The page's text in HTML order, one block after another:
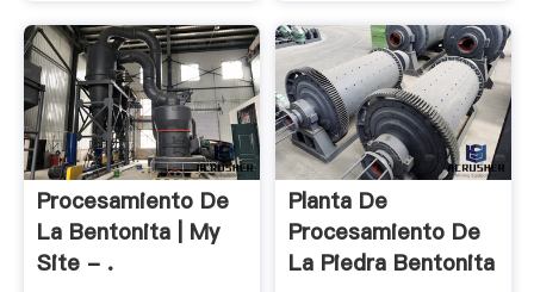
Procesamiento De
La Bentonita | My
Site - .
Planta De
Procesamiento De
La Piedra Bentonita